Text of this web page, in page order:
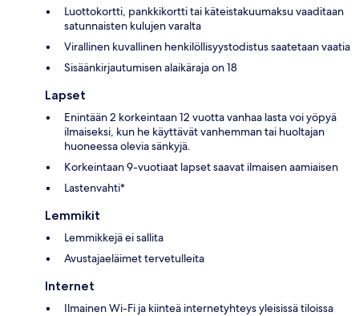
Luottokortti, pankkikortti tai käteistakuumaksu vaaditaan
satunnaisten kulujen varalta
Virallinen kuvallinen henkilöllisyystodistus saatetaan vaatia
Sisäänkirjautumisen alaikäraja on 18
Lapset
Enintään 2 korkeintaan 12 vuotta vanhaa lasta voi yöpyä
ilmaiseksi, kun he käyttävät vanhemman tai huoltajan
huoneessa olevia sänkyjä.
Korkeintaan 9-vuotiaat lapset saavat ilmaisen aamiaisen
Lastenvahti*
Lemmikit
Lemmikkejä ei sallita
Avustajaeläimet tervetulleita
Internet
Ilmainen Wi-Fi ja kiinteä internetyhteys yleisissä tiloissa